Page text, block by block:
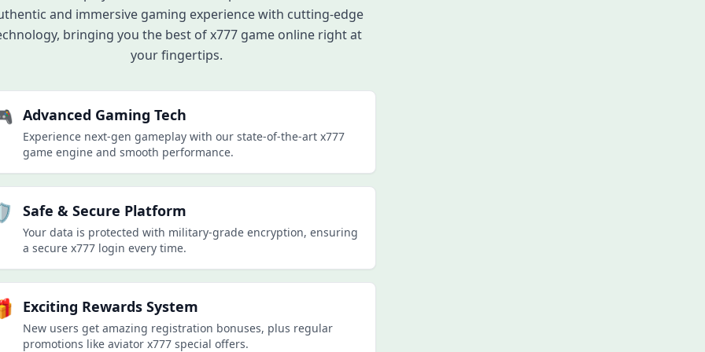
29/06/2026 ملکع*** نے جیک پاٹ جیتا 750,000 PKR 🚀
29/06/2026 ملکم*** کی رقم نکلوانا کامیاب رہا 22,500 PKR ✅
29/06/2026 ملکش*** نے جیتے 71,000 PKR 💰
29/06/2026 احمدم*** کی رقم نکلوانا کامیاب رہا 3,500 PKR ✅
29/06/2026 ملکف*** کی رقم نکلوانا کامیاب رہا 25,500 PKR 💸
29/06/2026 ملکاح*** نے جیتے 117,000 PKR 💰
29/06/2026 ملکخ*** نے جیتے 45,000 PKR 💰
and immersive gaming experience with cutting-edge
bringing you the best of x777 game online right at
your fingertips.
Advanced Gaming Tech
Experience next-gen gameplay with our state-of-the-art x777
game engine and smooth performance.
Safe & Secure Platform
Your data is protected with military-grade encryption, ensuring
a secure x777 login every time.
Exciting Rewards System
New users get amazing registration bonuses, plus regular
promotions like aviator x777 special offers.